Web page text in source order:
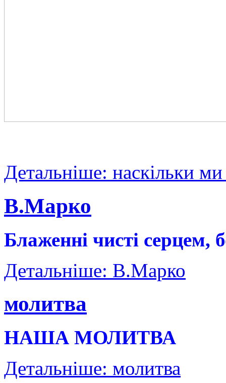
Детальніше: наскільки
В.Марко
Блаженні чисті серцем,
Детальніше: В.Марко
молитва
НАША МОЛИТВА
Детальніше: молитва